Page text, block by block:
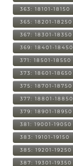
363: 18101-18150
365: 18201-18250
367: 18301-18350
369: 18401-18450
371: 18501-18550
373: 18601-18650
375: 18701-18750
377: 18801-18850
379: 18901-18950
381: 19001-19050
383: 19101-19150
385: 19201-19250
387: 19301-19350